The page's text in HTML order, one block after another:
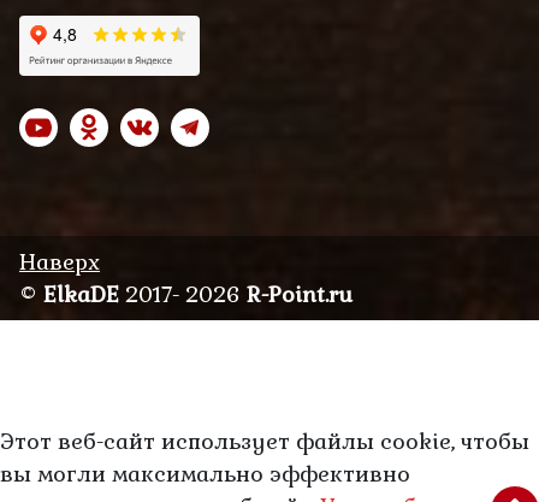
Наверх
© ElkaDE 2017- 2026 R-Point.ru
Этот веб-сайт использует файлы cookie, чтобы
вы могли максимально эффективно